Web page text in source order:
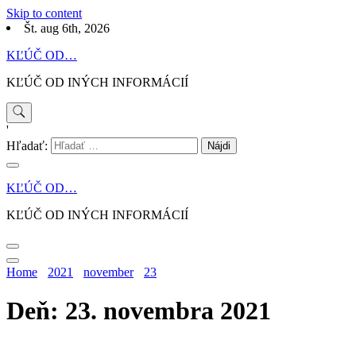
Skip to content
Št. aug 6th, 2026
KĽÚČ OD…
KĽÚČ OD INÝCH INFORMÁCIÍ
'
Hľadať:
KĽÚČ OD…
KĽÚČ OD INÝCH INFORMÁCIÍ
Home 2021 november 23
Deň: 23. novembra 2021